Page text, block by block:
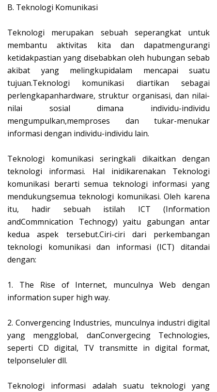
B. Teknologi Komunikasi
Teknologi merupakan sebuah seperangkat untuk
membantu aktivitas kita dan dapatmengurangi
ketidakpastian yang disebabkan oleh hubungan sebab
akibat yang melingkupidalam mencapai suatu
tujuan.Teknologi komunikasi diartikan sebagai
perlengkapanhardware, struktur organisasi, dan nilai-
nilai sosial dimana individu-individu
mengumpulkan,memproses dan tukar-menukar
informasi dengan individu-individu lain.
Teknologi komunikasi seringkali dikaitkan dengan
teknologi informasi. Hal inidikarenakan Teknologi
komunikasi berarti semua teknologi informasi yang
mendukungsemua teknologi komunikasi. Oleh karena
itu, hadir sebuah istilah ICT (Information
andCommnication Technogy) yaitu gabungan antar
kedua aspek tersebut.Ciri-ciri dari perkembangan
teknologi komunikasi dan informasi (ICT) ditandai
dengan:
1.
The Rise of Internet, munculnya Web dengan
information super high way.
2. Convergencing Industries, munculnya industri digital
yang mengglobal, danConvergecing Technologies,
seperti CD digital, TV transmitte in digital format,
telponseluler dll.
Teknologi informasi adalah suatu teknologi yang